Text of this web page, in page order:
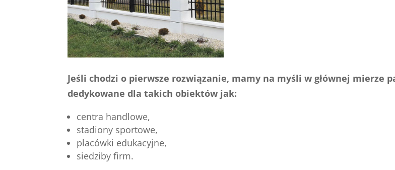
Jeśli chodzi o pierwsze rozwiązanie, mamy na myśli w głównej mierze
dedykowane dla takich obiektów jak:
centra handlowe,
stadiony sportowe,
placówki edukacyjne,
siedziby firm.